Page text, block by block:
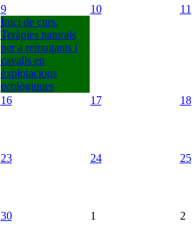
9
Inici de curs.
Teràpies naturals
per a remugants i
cavalls en
explotacions
ecològiques
10 11
16 17 18
23 24 25
30 1 2